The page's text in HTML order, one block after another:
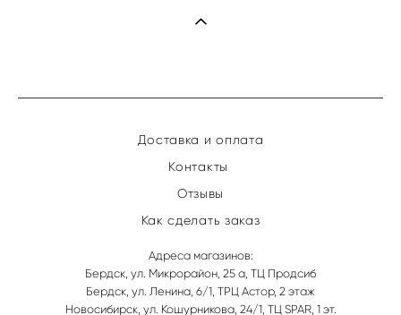
Доставка и оплата
Контакты
Отзывы
Как сделать заказ
Адреса магазинов:
Бердск, ул. Микрорайон, 25 а, ТЦ Продсиб
Бердск, ул. Ленина, 6/1, ТРЦ Астор, 2 этаж
Новосибирск, ул. Кошурникова, 24/1, ТЦ SPAR, 1 эт.